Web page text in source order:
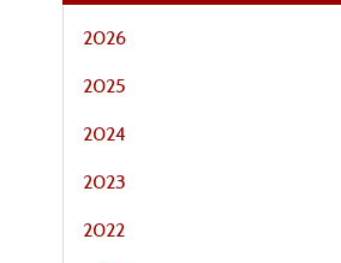
2026
2025
2024
2023
2022